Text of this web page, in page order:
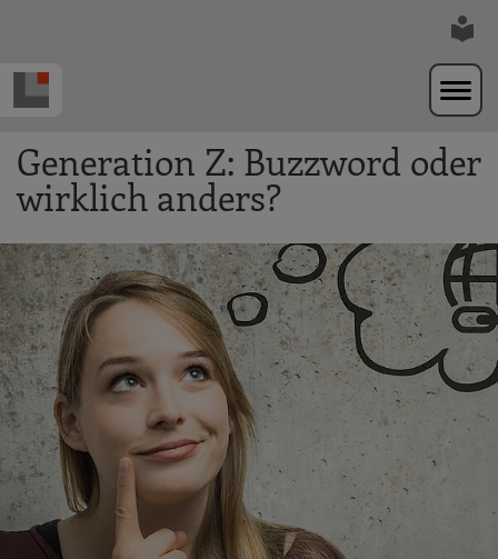
Generation Z: Buzzword oder
wirklich anders?